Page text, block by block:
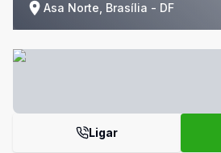
Asa Norte, Brasília - DF
Ligar